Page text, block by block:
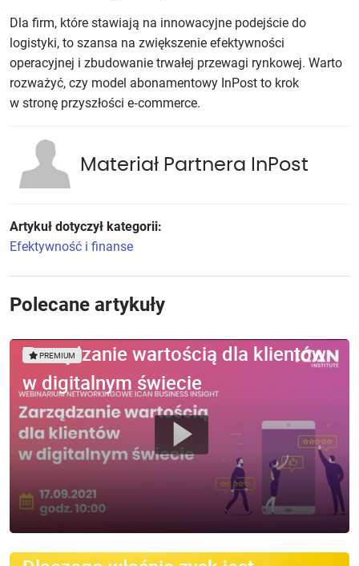
Dla firm, które stawiają na innowacyjne podejście do
logistyki, to szansa na zwiększenie efektywności
operacyjnej i zbudowanie trwałej przewagi rynkowej. Warto
rozważyć, czy model abonamentowy InPost to krok
w stronę przyszłości e‑commerce.
Materiał Partnera InPost
Artykuł dotyczył kategorii:
Efektywność i finanse
Polecane artykuły
Zarządzanie wartością dla klientów
w digitalnym świecie
PREMIUM